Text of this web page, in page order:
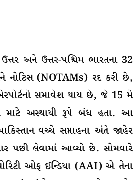
ઉત્તર અને ઉત્તર-પશ્ચિમ ભારતના 32
નોટિસ (NOTAMs) રદ કરી છે,
સમાવેશ થાય છે, જે 15 મે
માટે અસ્થાયી રૂપે બંધ હતા. આ
વચ્ચે સપ્તાહના અંતે જાહેર
પછી લેવામાં આવ્યો છે. સોમવારે
ઓફ ઈન્ડિયા (AAI) એ તેના